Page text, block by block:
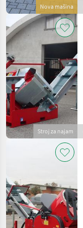
Nova mašina
Stroj za najam